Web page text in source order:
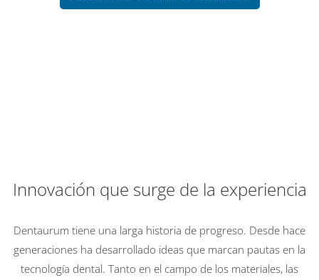
Innovación que surge de la experiencia
Dentaurum tiene una larga historia de progreso. Desde hace
generaciones ha desarrollado ideas que marcan pautas en la
tecnología dental. Tanto en el campo de los materiales, las